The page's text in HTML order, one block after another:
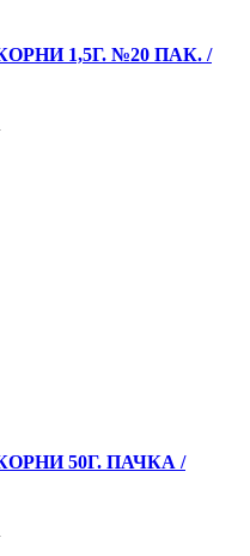
1,5Г. №20 ПАК. /
50Г. ПАЧКА /